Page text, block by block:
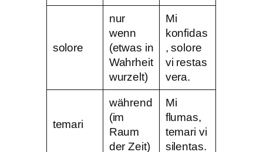
solore
nur
wenn
(etwas in
Wahrheit
wurzelt)
Mi
konfidas
, solore
vi restas
vera.
temari
während
(im
Raum
der Zeit)
Mi
flumas,
temari vi
silentas.